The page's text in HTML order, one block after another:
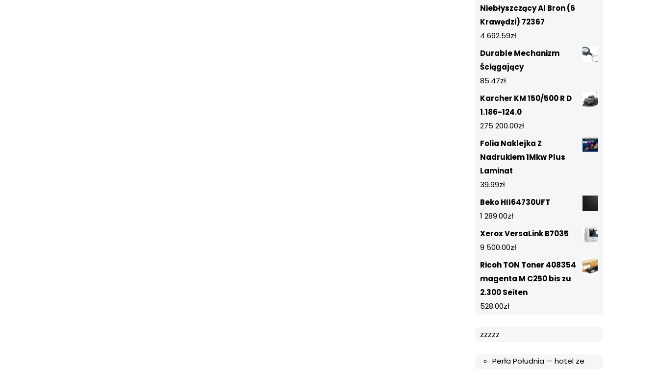
Niebłyszczący Al Bron (6
Krawędzi) 72367
4 692.59zł
Durable Mechanizm
Ściągający
85.47zł
Karcher KM 150/500 R D
1.186-124.0
275 200.00zł
Folia Naklejka Z
Nadrukiem 1Mkw Plus
Laminat
39.99zł
Beko HII64730UFT
1 289.00zł
Xerox VersaLink B7035
9 500.00zł
Ricoh TON Toner 408354
magenta M C250 bis zu
2.300 Seiten
528.00zł
zzzzz
Perła Południa — hotel ze